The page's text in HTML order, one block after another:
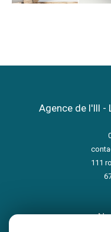
Agence de l'Ill
111